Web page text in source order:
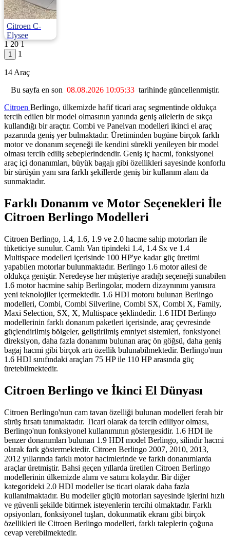
Citroen C-
Elysee
2022 | Manuel |
765.000
1 20 1
1
14 Araç
Bu sayfa en son 08.08.2026 10:05:33tarihinde güncellenmiştir.
Citroen Berlingo, ülkemizde hafif ticari araç segmentinde oldukça
tercih edilen bir model olmasının yanında geniş ailelerin de sıkça
kullandığı bir araçtır. Combi ve Panelvan modelleri ikinci el araç
pazarında geniş yer bulmaktadır. Üretiminden bugüne birçok farklı
motor ve donanım seçeneği ile kendini sürekli yenileyen bir model
olması tercih ediliş sebeplerindendir. Geniş iç hacmi, fonksiyonel
araç içi donanımları, büyük bagajı gibi özellikleri sayesinde konforlu
bir sürüşün yanı sıra farklı şekillerde geniş bir kullanım alanı da
sunmaktadır.
Farklı Donanım ve Motor Seçenekleri İle
Citroen Berlingo Modelleri
Citroen Berlingo, 1.4, 1.6, 1.9 ve 2.0 hacme sahip motorları ile
tüketiciye sunulur. Camlı Van tipindeki 1.4, 1.4 Sx ve 1.4
Multispace modelleri içerisinde 100 HP'ye kadar güç üretimi
yapabilen motorlar bulunmaktadır. Berlingo 1.6 motor ailesi de
oldukça geniştir. Neredeyse her müşteriye aradığı seçeneği sunabilen
1.6 motor hacmine sahip Berlingolar, modern dizaynınını yanısıra
yeni teknolojiler içermektedir. 1.6 HDI motoru bulunan Berlingo
modelleri, Combi, Combi Silverline, Combi SX, Combi X, Family,
Maxi Selection, SX, X, Multispace şeklindedir. 1.6 HDI Berlingo
modellerinin farklı donanım paketleri içerisinde, araç çevresinde
güçlendirilmiş bölgeler, geliştirilmiş emniyet sistemleri, fonksiyonel
direksiyon, daha fazla donanımı bulunan araç ön göğsü, daha geniş
bagaj hacmi gibi birçok artı özellik bulunabilmektedir. Berlingo'nun
1.6 HDI sınıfındaki araçları 75 HP ile 110 HP arasında güç
üretebilmektedir.
Citroen Berlingo ve İkinci El Dünyası
Citroen Berlingo'nun cam tavan özelliği bulunan modelleri ferah bir
sürüş fırsatı tanımaktadır. Ticari olarak da tercih ediliyor olması,
Berlingo'nun fonksiyonel kullanımının göstergesidir. 1.6 HDI ile
benzer donanımları bulunan 1.9 HDI model Berlingo, silindir hacmi
olarak fark göstermektedir. Citroen Berlingo 2007, 2010, 2013,
2012 yıllarında farklı motor hacimlerinde ve farklı donanımlarda
araçlar üretmiştir. Bahsi geçen yıllarda üretilen Citroen Berlingo
modellerinin ülkemizde alımı ve satımı kolaydır. Bir diğer
kategorideki 2.0 HDI modeller ise ticari olarak daha fazla
kullanılmaktadır. Bu modeller güçlü motorları sayesinde işlerini hızlı
ve güvenli şekilde bitirmek isteyenlerin tercihi olmaktadır. Farklı
opsiyonları, fonksiyonel tuşları, dokunmatik ekranı gibi birçok
özellikleri ile Citroen Berlingo modelleri, farklı taleplerin çoğuna
cevap verebilmektedir.